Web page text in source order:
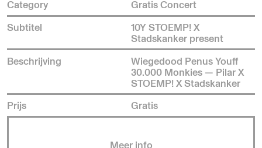
Category
Gratis Concert
Subtitel
10Y STOEMP! X
Stadskanker present
Beschrijving
Wiegedood Penus Youff
30.000 Monkies — Pilar X
STOEMP! X Stadskanker
Prijs
Gratis
Meer info